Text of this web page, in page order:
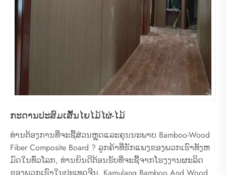
ກະດານປະສົມເສັ້ນໄຍໄມ້ໄຜ່-ໄມ້
ທ່ານ​ຕ້ອງ​ການ​ທີ່​ຈະ​ຊື້​ສ່ວນ​ຫຼຸດ​ແລະ​ຄຸນ​ນະ​ພາບ Bamboo-Wood
Fiber Composite Board ? ລູກ​ຄ້າ​ທີ່​ຮັກ​ແພງ​ຂອງ​ພວກ​ເຮົາ​ທັງ​ຫ
ມົດ​ໃນ​ທົ່ວ​ໂລກ​, ທ່ານ​ຍິນ​ດີ​ຕ້ອນ​ຮັບ​ທີ່​ຈະ​ຊື້​ຈາກ​ໂຮງ​ງານ​ຜະ​ລິດ​
ຂອງ​ພວກ​ເຮົາ​ໃນ​ປະ​ເທດ​ຈີນ​. Kamulang Bamboo And Wood